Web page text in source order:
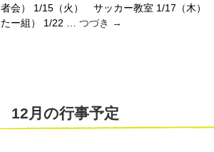
者会） 1/15（火） サッカー教室 1/17（木
たー組） 1/22 … つづき →
12月の行事予定